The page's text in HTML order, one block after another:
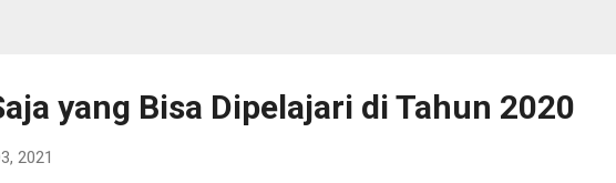
yang Bisa Dipelajari di Tahun 2020
2021